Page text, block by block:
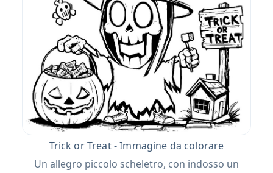
Trick or Treat - Immagine da colorare
Un allegro piccolo scheletro, con indosso un